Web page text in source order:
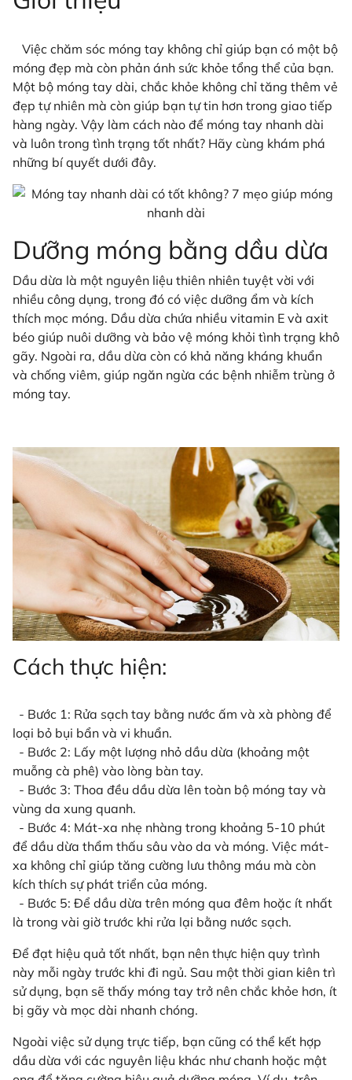
Việc chăm sóc móng tay không chỉ giúp bạn có một bộ
móng đẹp mà còn phản ánh sức khỏe tổng thể của bạn.
Một bộ móng tay dài, chắc khỏe không chỉ tăng thêm vẻ
đẹp tự nhiên mà còn giúp bạn tự tin hơn trong giao tiếp
hàng ngày. Vậy làm cách nào để móng tay nhanh dài
và luôn trong tình trạng tốt nhất? Hãy cùng khám phá
những bí quyết dưới đây.
Dưỡng móng bằng dầu dừa
Dầu dừa là một nguyên liệu thiên nhiên tuyệt vời với
nhiều công dụng, trong đó có việc dưỡng ẩm và kích
thích mọc móng. Dầu dừa chứa nhiều vitamin E và axit
béo giúp nuôi dưỡng và bảo vệ móng khỏi tình trạng khô
gãy. Ngoài ra, dầu dừa còn có khả năng kháng khuẩn
và chống viêm, giúp ngăn ngừa các bệnh nhiễm trùng ở
móng tay.
Cách thực hiện:
- Bước 1: Rửa sạch tay bằng nước ấm và xà phòng để
loại bỏ bụi bẩn và vi khuẩn.
- Bước 2: Lấy một lượng nhỏ dầu dừa (khoảng một
muỗng cà phê) vào lòng bàn tay.
- Bước 3: Thoa đều dầu dừa lên toàn bộ móng tay và
vùng da xung quanh.
- Bước 4: Mát-xa nhẹ nhàng trong khoảng 5-10 phút
để dầu dừa thẩm thấu sâu vào da và móng. Việc mát-
xa không chỉ giúp tăng cường lưu thông máu mà còn
kích thích sự phát triển của móng.
- Bước 5: Để dầu dừa trên móng qua đêm hoặc ít nhất
là trong vài giờ trước khi rửa lại bằng nước sạch.
Để đạt hiệu quả tốt nhất, bạn nên thực hiện quy trình
này mỗi ngày trước khi đi ngủ. Sau một thời gian kiên trì
sử dụng, bạn sẽ thấy móng tay trở nên chắc khỏe hơn, ít
bị gãy và mọc dài nhanh chóng.
Ngoài việc sử dụng trực tiếp, bạn cũng có thể kết hợp
dầu dừa với các nguyên liệu khác như chanh hoặc mật